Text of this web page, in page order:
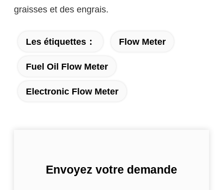
graisses et des engrais.
Les étiquettes： Flow Meter
Fuel Oil Flow Meter
Electronic Flow Meter
Envoyez votre demande